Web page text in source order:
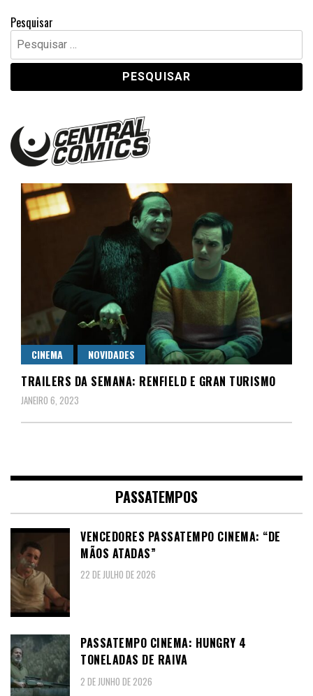
Pesquisar
Pesquisar
por:
Central Comics
CINEMA NOVIDADES
TRAILERS DA SEMANA: RENFIELD E GRAN TURISMO
JANEIRO 6, 2023
PASSATEMPOS
VENCEDORES PASSATEMPO CINEMA: “DE
MÃOS ATADAS”
22 DE JULHO DE 2026
PASSATEMPO CINEMA: HUNGRY 4
TONELADAS DE RAIVA
2 DE JUNHO DE 2026